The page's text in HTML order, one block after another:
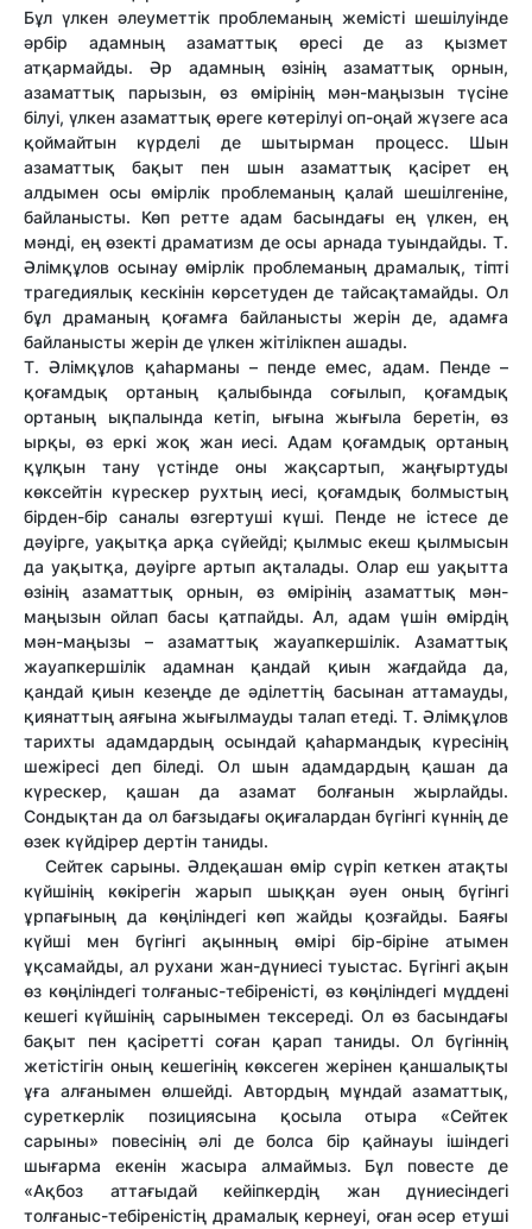
Бұл үлкен әлеуметтік проблеманың жемісті шешілуінде
әрбір адамның азаматтық өресі де аз қызмет
атқармайды. Әр адамның өзінің азаматтық орнын,
азаматтық парызын, өз өмірінің мән-маңызын түсіне
білуі, үлкен азаматтық өреге көтерілуі оп-оңай жүзеге аса
қоймайтын күрделі де шытырман процесс. Шын
азаматтық бақыт пен шын азаматтық қасірет ең
алдымен осы өмірлік проблеманың қалай шешілгеніне,
байланысты. Көп ретте адам басындағы ең үлкен, ең
мәнді, ең өзекті драматизм де осы арнада туындайды. Т.
Әлімқұлов осынау өмірлік проблеманың драмалық, тіпті
трагедиялық кескінін көрсетуден де тайсақтамайды. Ол
бұл драманың қоғамға байланысты жерін де, адамға
байланысты жерін де үлкен жітілікпен ашады.
Т. Әлімқұлов қаһарманы – пенде емес, адам. Пенде –
қоғамдық ортаның қалыбында соғылып, қоғамдық
ортаның ықпалында кетіп, ығына жығыла беретін, өз
ырқы, өз еркі жоқ жан иесі. Адам қоғамдық ортаның
құлқын тану үстінде оны жақсартып, жаңғыртуды
көксейтін күрескер рухтың иесі, қоғамдық болмыстың
бірден-бір саналы өзгертуші күші. Пенде не істесе де
дәуірге, уақытқа арқа сүйейді; қылмыс екеш қылмысын
да уақытқа, дәуірге артып ақталады. Олар еш уақытта
өзінің азаматтық орнын, өз өмірінің азаматтық мән-
маңызын ойлап басы қатпайды. Ал, адам үшін өмірдің
мән-маңызы – азаматтық жауапкершілік. Азаматтық
жауапкершілік адамнан қандай қиын жағдайда да,
қандай қиын кезеңде де әділеттің басынан аттамауды,
қиянаттың аяғына жығылмауды талап етеді. Т. Әлімқұлов
тарихты адамдардың осындай қаһармандық күресінің
шежіресі деп біледі. Ол шын адамдардың қашан да
күрескер, қашан да азамат болғанын жырлайды.
Сондықтан да ол бағзыдағы оқиғалардан бүгінгі күннің де
өзек күйдірер дертін таниды.
Сейтек сарыны. Әлдеқашан өмір сүріп кеткен атақты
күйшінің көкірегін жарып шыққан әуен оның бүгінгі
ұрпағының да көңіліндегі көп жайды қозғайды. Баяғы
күйші мен бүгінгі ақынның өмірі бір-біріне атымен
ұқсамайды, ал рухани жан-дүниесі туыстас. Бүгінгі ақын
өз көңіліндегі толғаныс-тебіреністі, өз көңіліндегі мүддені
кешегі күйшінің сарынымен тексереді. Ол өз басындағы
бақыт пен қасіретті соған қарап таниды. Ол бүгіннің
жетістігін оның кешегінің көксеген жерінен қаншалықты
ұға алғанымен өлшейді. Автордың мұндай азаматтық,
суреткерлік позициясына қосыла отыра «Сейтек
сарыны» повесінің әлі де болса бір қайнауы ішіндегі
шығарма екенін жасыра алмаймыз. Бұл повесте де
«Ақбоз аттағыдай кейіпкердің жан дүниесіндегі
толғаныс-тебіреністің драмалық кернеуі, оған әсер етуші